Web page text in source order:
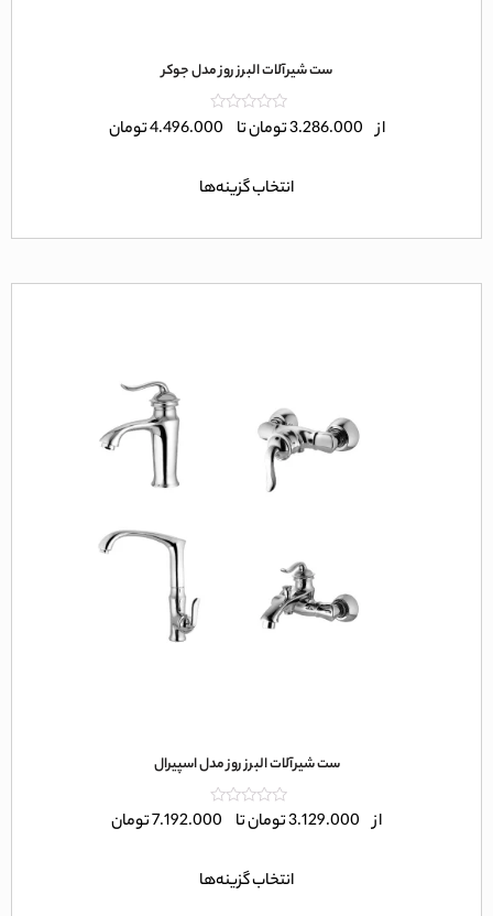
ست شیرآلات البرز روز مدل جوکر
امتیاز
0
از 3.286.000تومانتا 4.496.000تومان
انتخاب گزینه‌ها
ست شیرآلات البرز روز مدل اسپیرال
امتیاز
از 3.129.000تومانتا 7.192.000تومان
انتخاب گزینه‌ها